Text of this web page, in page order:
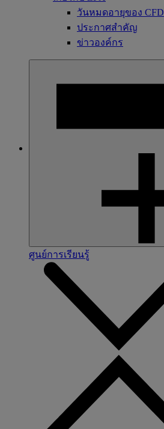
วันหมดอายุของ CFD
ประกาศสำคัญ
ข่าวองค์กร
ศูนย์การเรียนรู้